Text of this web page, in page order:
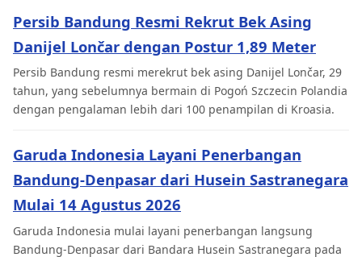
Persib Bandung Resmi Rekrut Bek Asing
Danijel Lončar dengan Postur 1,89 Meter
Persib Bandung resmi merekrut bek asing Danijel Lončar, 29
tahun, yang sebelumnya bermain di Pogoń Szczecin Polandia
dengan pengalaman lebih dari 100 penampilan di Kroasia.
Garuda Indonesia Layani Penerbangan
Bandung-Denpasar dari Husein Sastranegara
Mulai 14 Agustus 2026
Garuda Indonesia mulai layani penerbangan langsung
Bandung-Denpasar dari Bandara Husein Sastranegara pada